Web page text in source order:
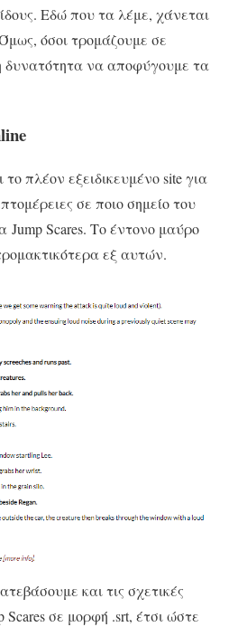
Εδώ που τα λέμε, χάνεται
όσοι τρομάζουμε σε
δυνατότητα να αποφύγουμε τα
το πλέον εξειδικευμένο site για
σε ποιο σημείο του
Scares. Το έντονο μαύρο
εξ αυτών.
και τις σχετικές
Scares σε μορφή .srt, έτσι ώστε